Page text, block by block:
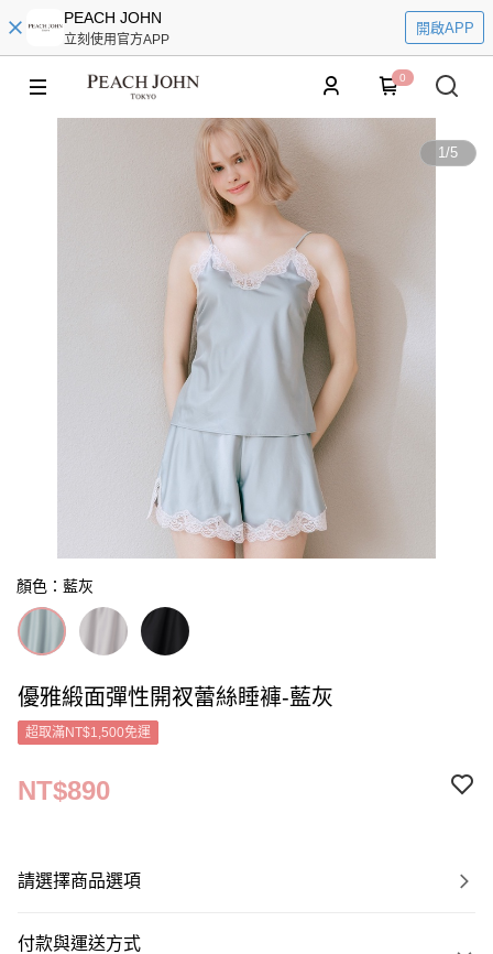
PEACH JOHN
立刻使用官方APP
開啟APP
0
1/5
顏色：藍灰
優雅緞面彈性開衩蕾絲睡褲-藍灰
超取滿NT$1,500免運
NT$890
請選擇商品選項
付款與運送方式